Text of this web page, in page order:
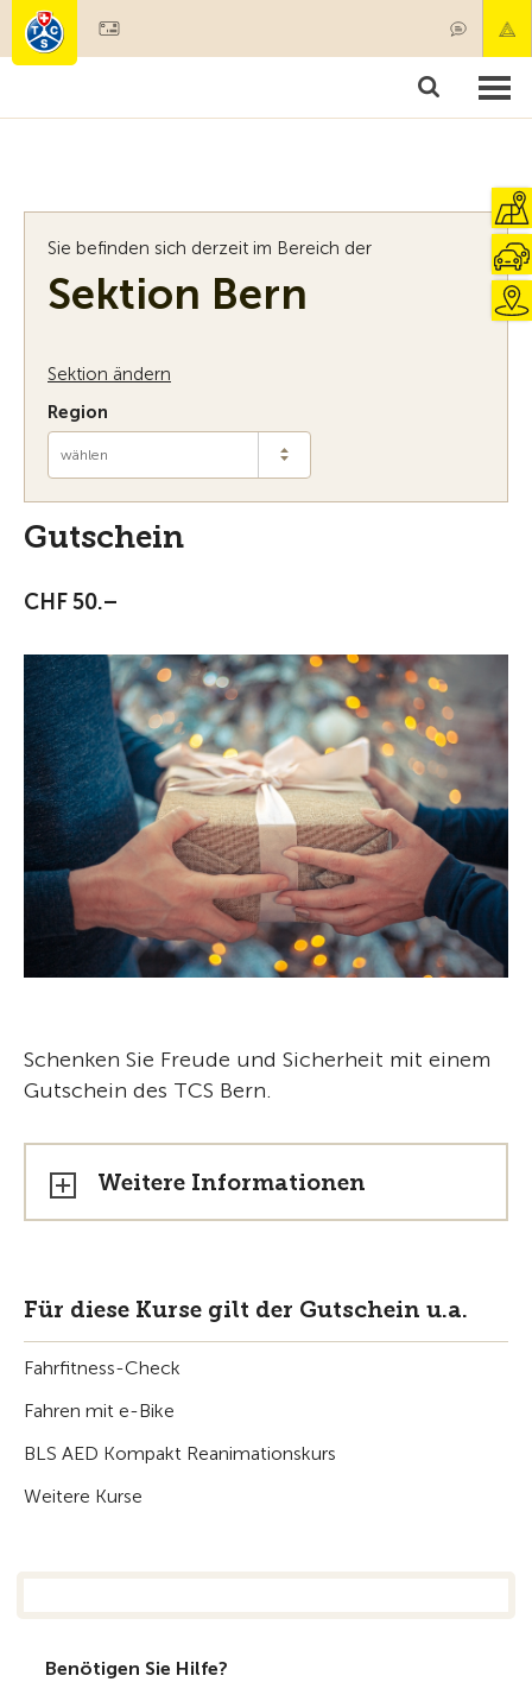
Mitgliedschaft & Leistungen
Sie befinden sich derzeit im Bereich der
Sektion Bern
Sektion ändern
Region
wählen
Gutschein
CHF 50.–
Schenken Sie Freude und Sicherheit mit einem
Gutschein des TCS Bern.
Weitere Informationen
Für diese Kurse gilt der Gutschein u.a.
Fahrfitness-Check
Fahren mit e-Bike
BLS AED Kompakt Reanimationskurs
Weitere Kurse
Benötigen Sie Hilfe?